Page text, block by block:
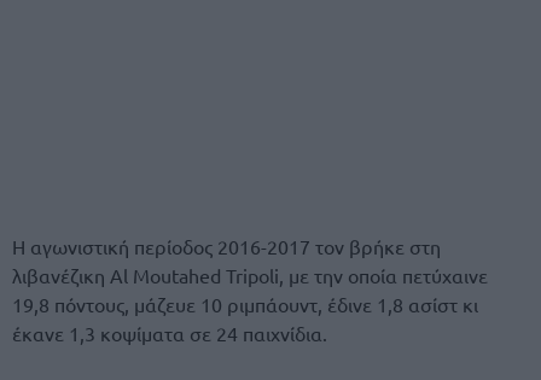
Η αγωνιστική περίοδος 2016-2017 τον βρήκε στη
λιβανέζικη Al Moutahed Tripoli, με την οποία πετύχαινε
19,8 πόντους, μάζευε 10 ριμπάουντ, έδινε 1,8 ασίστ κι
έκανε 1,3 κοψίματα σε 24 παιχνίδια.